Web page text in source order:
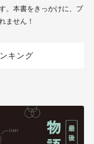
。本書をきっかけに、プ
ません！
キング